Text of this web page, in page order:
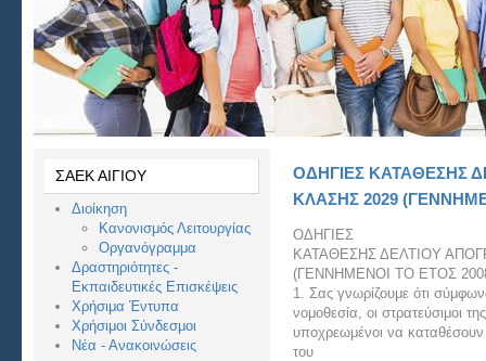
ΣΑΕΚ ΑΙΓΙΟΥ
Διοίκηση
Κανονισμός Λειτουργίας
Οργανόγραμμα
Δραστηριότητες -
Εκπαιδευτικές Επισκέψεις
Χρήσιμα Έντυπα
Χρήσιμοι Σύνδεσμοι
Νέα - Ανακοινώσεις
ΟΔΗΓΙΕΣ ΚΑΤΑΘΕΣΗΣ
ΚΛΑΣΗΣ 2029
ΟΔΗΓΙΕΣ
ΚΑΤΑΘΕΣΗΣ ΔΕΛΤΙΟΥ
(ΓΕΝΝΗΜΕΝΟΙ ΤΟ ΕΤΟΣ
1. Σας γνωρίζουμε ότι
νομοθεσία, οι στρατεύσιμοι
υποχρεωμένοι να
του